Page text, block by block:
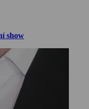
show